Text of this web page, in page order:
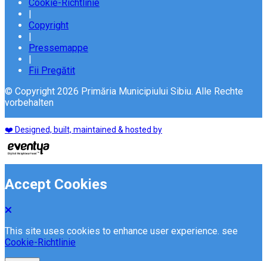
Cookie-Richtlinie
Copyright
Pressemappe
Fii Pregătit
© Copyright 2026 Primăria Municipiului Sibiu. Alle Rechte
vorbehalten
❤️ Designed, built, maintained & hosted by
Accept Cookies
This site uses cookies to enhance user experience. see
Cookie-Richtlinie